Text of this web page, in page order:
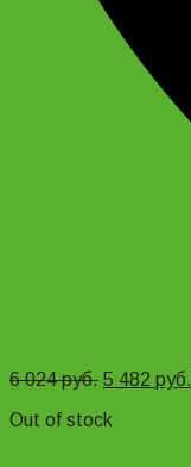
6 024руб. 5 482 руб.
Out of stock